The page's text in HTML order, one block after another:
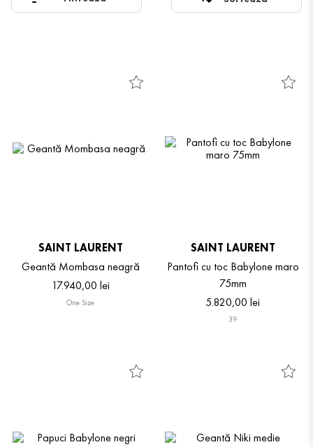
sandalele Saint Laurent și cizmele YSL redefinesc eleganța cu
SAINT LAURENT
Geantă Mombasa neagră
17.940,00 lei
One Size
SAINT LAURENT
Pantofi cu toc Babylone maro
75mm
5.820,00 lei
39